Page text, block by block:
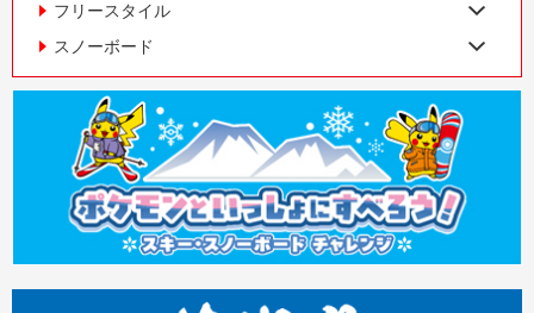
フリースタイル
スノーボード